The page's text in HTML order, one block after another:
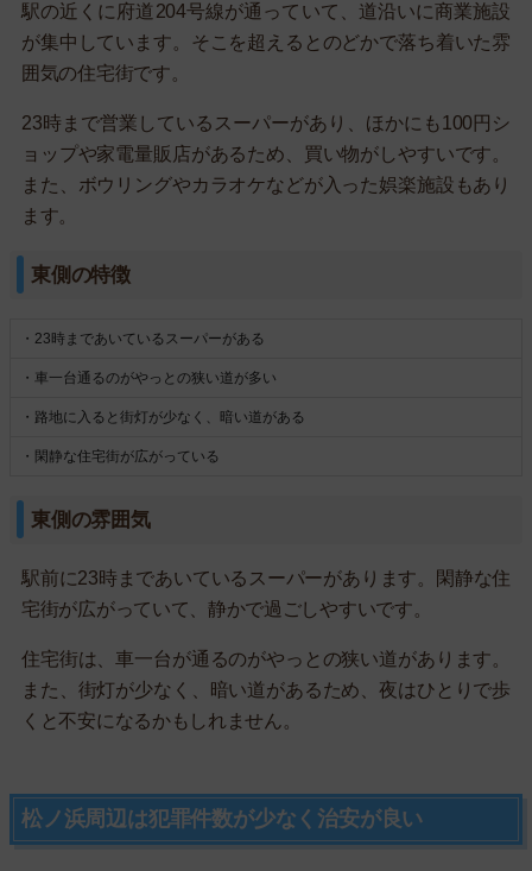
駅の近くに府道204号線が通っていて、道沿いに商業施設
が集中しています。そこを超えるとのどかで落ち着いた雰
囲気の住宅街です。
23時まで営業しているスーパーがあり、ほかにも100円シ
ョップや家電量販店があるため、買い物がしやすいです。
また、ボウリングやカラオケなどが入った娯楽施設もあり
ます。
東側の特徴
・23時まであいているスーパーがある
・車一台通るのがやっとの狭い道が多い
・路地に入ると街灯が少なく、暗い道がある
・閑静な住宅街が広がっている
東側の雰囲気
駅前に23時まであいているスーパーがあります。閑静な住
宅街が広がっていて、静かで過ごしやすいです。
住宅街は、車一台が通るのがやっとの狭い道があります。
また、街灯が少なく、暗い道があるため、夜はひとりで歩
くと不安になるかもしれません。
松ノ浜周辺は犯罪件数が少なく治安が良い